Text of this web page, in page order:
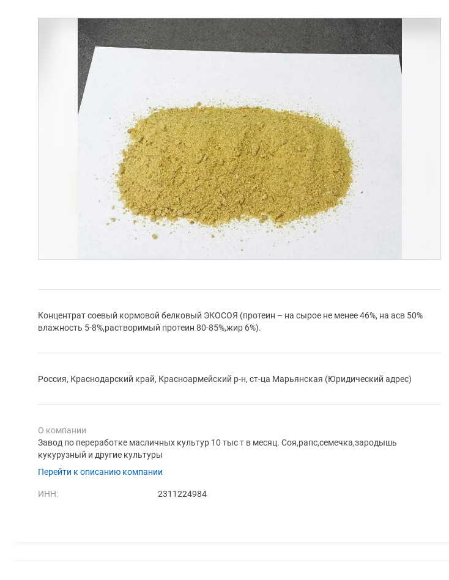
Концентрат соевый кормовой белковый ЭКОСОЯ (протеин – на сырое не менее 46%, на асв 50%
влажность 5-8%,растворимый протеин 80-85%,жир 6%).
Россия, Краснодарский край, Красноармейский р-н, ст-ца Марьянская (Юридический адрес)
О компании
Завод по переработке масличных культур 10 тыс т в месяц. Соя,рапс,семечка,зародышь
кукурузный и другие культуры
Перейти к описанию компании
ИНН: 2311224984